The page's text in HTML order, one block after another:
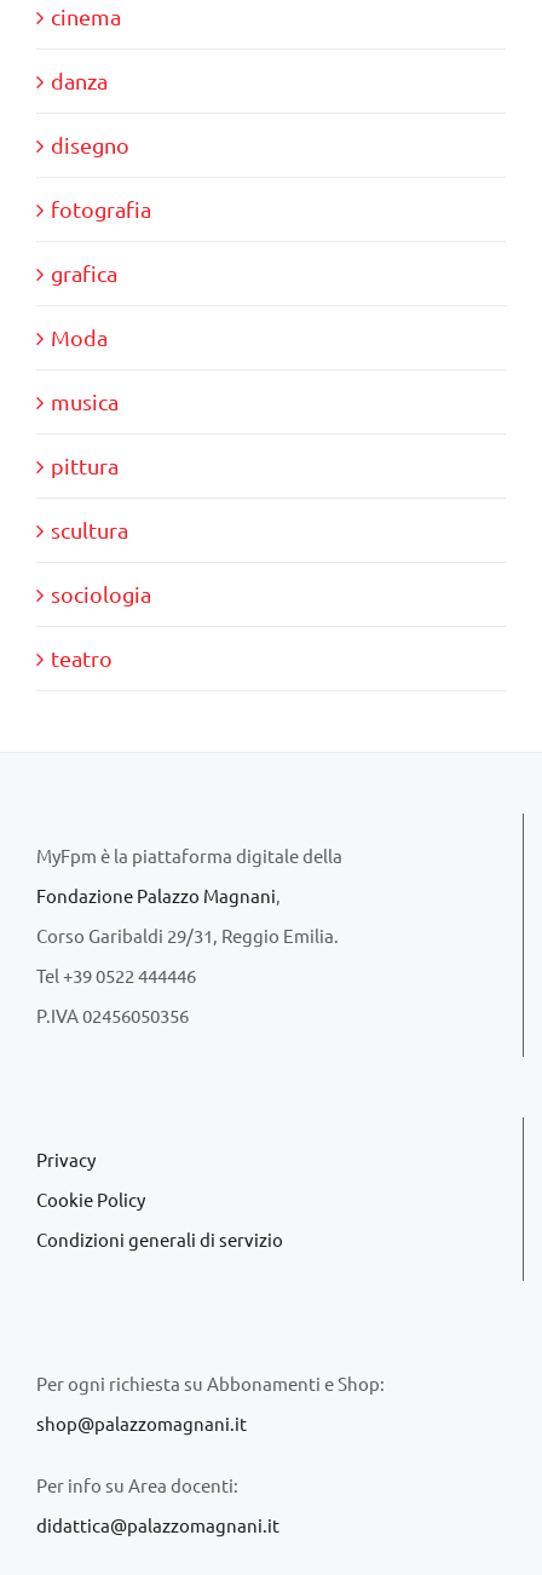
cinema
danza
disegno
fotografia
grafica
Moda
musica
pittura
scultura
sociologia
teatro
MyFpm è la piattaforma digitale della
Fondazione Palazzo Magnani
Corso Garibaldi 29/31, Reggio Emilia.
Tel +39 0522 444446
P.IVA 02456050356
Privacy
Cookie Policy
Condizioni generali di servizio
Per ogni richiesta su Abbonamenti e Shop:
shop@palazzomagnani.it
Per info su Area docenti:
didattica@palazzomagnani.it